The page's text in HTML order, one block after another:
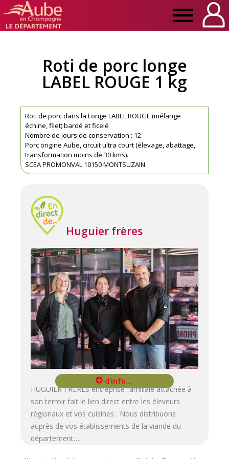
Aube
Roti de porc longe
LABEL ROUGE 1 kg
Roti de porc dans la Longe LABEL ROUGE (mélange
échine, filet) bardé et ficelé
Nombre de jours de conservation : 12
Porc origine Aube, circuit ultra court (élevage, abattage,
transformation moins de 30 kms).
SCEA PROMONVAL 10150 MONTSUZAIN
Huguier frères
HUGUIER FRERES entreprise familiale attachée à
son terroir fait le lien direct entre les éleveurs
régionaux et vos cuisines . Nous distribuons
auprès de vos établissements de la viande du
département…